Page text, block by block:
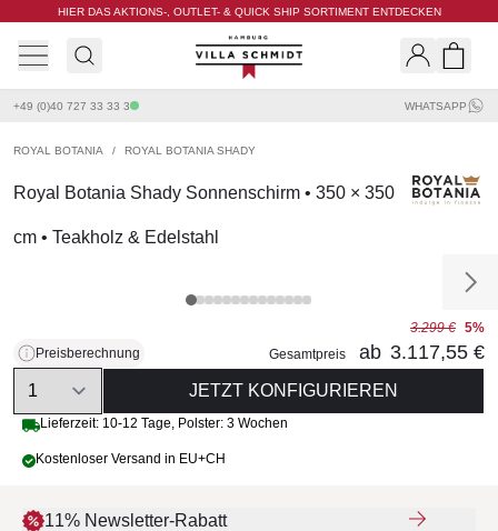
HIER DAS AKTIONS-, OUTLET- & QUICK SHIP SORTIMENT ENTDECKEN
Villa Schmidt
+49 (0)40 727 33 33 3 WHATSAPP
ROYAL BOTANIA / ROYAL BOTANIA SHADY
Royal Botania Shady Sonnenschirm • 350 × 350
cm • Teakholz & Edelstahl
Preisberechnung
3.299 € 5%
Gesamtpreis
ab 3.117,55 €
Quantity
JETZT KONFIGURIEREN
Lieferzeit: 10-12 Tage, Polster: 3 Wochen
Kostenloser Versand in EU+CH
11% Newsletter-Rabatt